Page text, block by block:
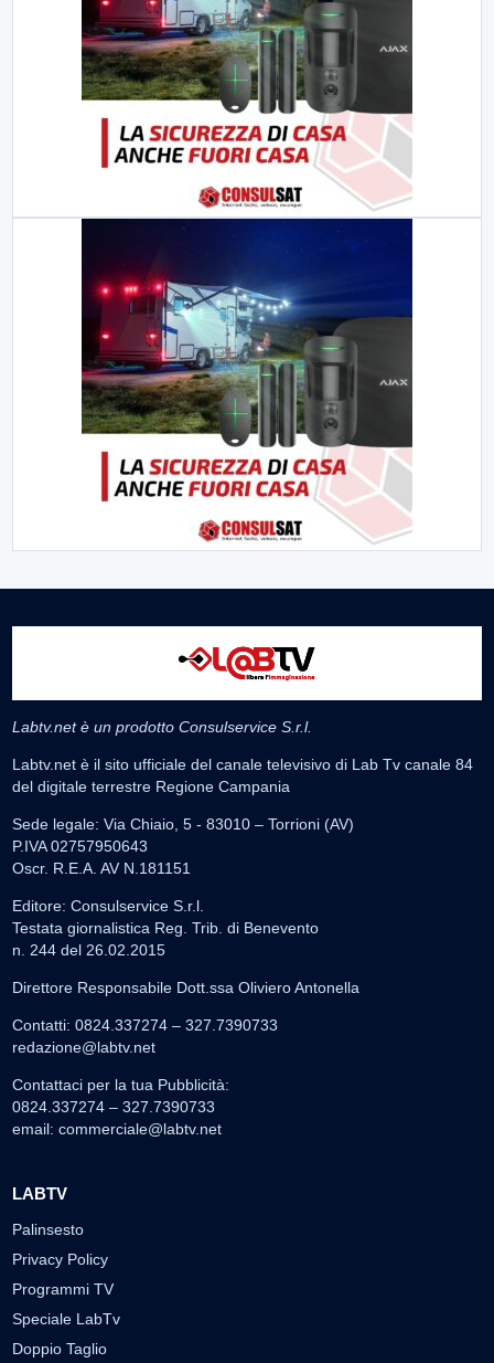
Labtv.net è un prodotto Consulservice S.r.l.
Labtv.net è il sito ufficiale del canale televisivo di Lab Tv canale 84
del digitale terrestre Regione Campania
Sede legale: Via Chiaio, 5 - 83010 – Torrioni (AV)
P.IVA 02757950643
Oscr. R.E.A. AV N.181151
Editore: Consulservice S.r.l.
Testata giornalistica Reg. Trib. di Benevento
n. 244 del 26.02.2015
Direttore Responsabile Dott.ssa Oliviero Antonella
Contatti: 0824.337274 – 327.7390733
redazione@labtv.net
Contattaci per la tua Pubblicità:
0824.337274 – 327.7390733
email: commerciale@labtv.net
LABTV
Palinsesto
Privacy Policy
Programmi TV
Speciale LabTv
Doppio Taglio